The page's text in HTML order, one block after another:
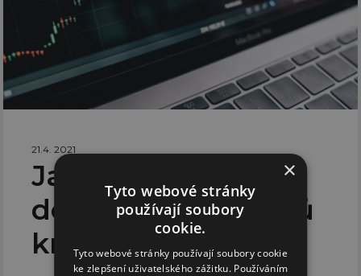
21.4. 2021
Jak investovat
do akciových fondů
krok za krokem
×
Tyto webové stránky
používají soubory
cookie.
Tyto webové stránky používají soubory cookie
ke zlepšení uživatelského zážitku. Používáním